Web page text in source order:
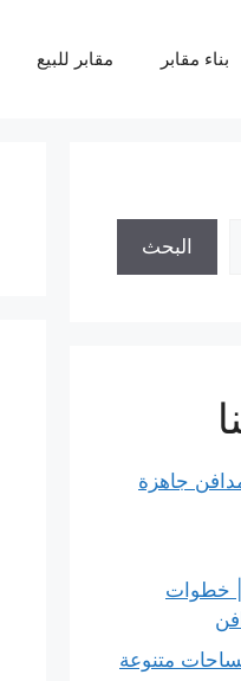
بناء مقابر مقابر للبيع
البحث
جاهزة
| خطوات
متنوعة